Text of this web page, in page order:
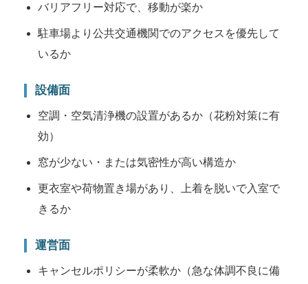
バリアフリー対応で、移動が楽か
駐車場より公共交通機関でのアクセスを優先して
いるか
設備面
空調・空気清浄機の設置があるか（花粉対策に有
効）
窓が少ない・または気密性が高い構造か
更衣室や荷物置き場があり、上着を脱いで入室で
きるか
運営面
キャンセルポリシーが柔軟か（急な体調不良に備